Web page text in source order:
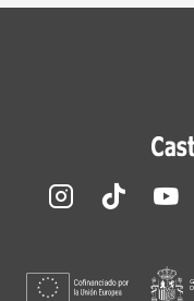
Redes sociales